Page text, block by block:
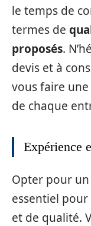
le temps de
termes de
proposés.
devis et à
vous faire
de chaque
Expérience
Opter pour
essentiel
et de qualité.